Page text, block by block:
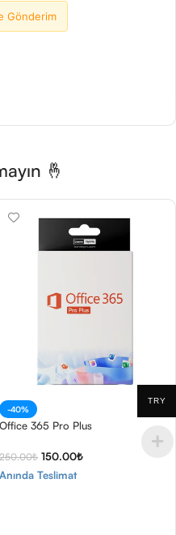
Gönderim
🤞
-40%
Office 365 Pro Plus
250.00₺ 150.00₺
Anında Teslimat
TRY